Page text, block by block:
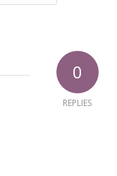
0
REPLIES